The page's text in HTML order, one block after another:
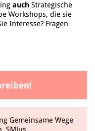
auch Strategische
Workshops, die sie
Interesse? Fragen
Gemeinsame Wege